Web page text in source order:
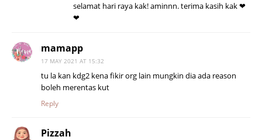
selamat hari raya kak! aminnn. terima kasih kak ❤
❤
mamapp
17 MAY 2021 AT 15:32
tu la kan kdg2 kena fikir org lain mungkin dia ada reason
boleh merentas kut
Reply
Pizzah